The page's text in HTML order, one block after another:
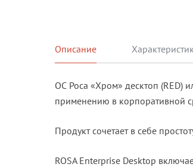
Описание
ОС Роса «Хром» десктоп (RED)
применению в корпоративной
Продукт сочетает в себе
ROSA Enterprise Desktop